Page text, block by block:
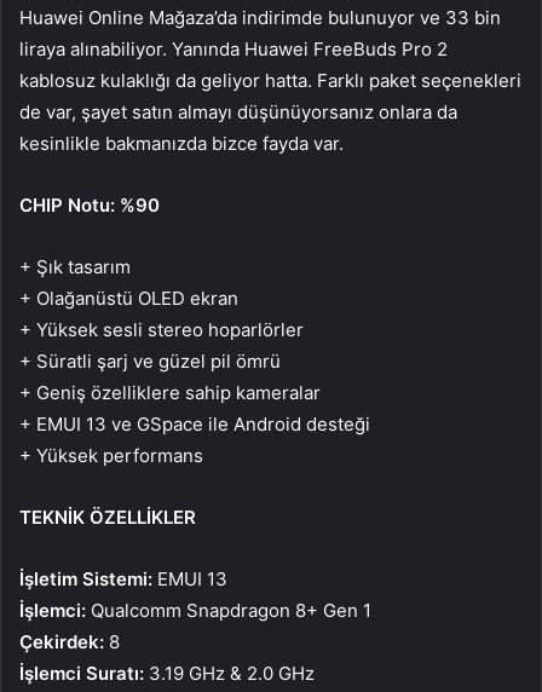
Huawei Online Mağaza’da indirimde bulunuyor ve 33 bin
liraya alınabiliyor. Yanında Huawei FreeBuds Pro 2
kablosuz kulaklığı da geliyor hatta. Farklı paket seçenekleri
de var, şayet satın almayı düşünüyorsanız onlara da
kesinlikle bakmanızda bizce fayda var.
CHIP Notu: %90
+ Şık tasarım
+ Olağanüstü OLED ekran
+ Yüksek sesli stereo hoparlörler
+ Süratli şarj ve güzel pil ömrü
+ Geniş özelliklere sahip kameralar
+ EMUI 13 ve GSpace ile Android desteği
+ Yüksek performans
TEKNİK ÖZELLİKLER
İşletim Sistemi: EMUI 13
İşlemci: Qualcomm Snapdragon 8+ Gen 1
Çekirdek: 8
İşlemci Suratı: 3.19 GHz & 2.0 GHz